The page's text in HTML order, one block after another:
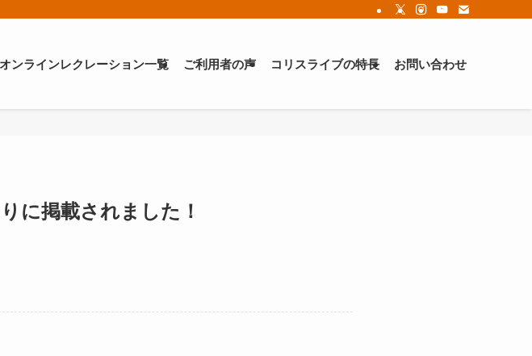
オンラインレクレーション一覧 ご利用者の声 コリスライブの特長 お問い合わせ
に掲載されました！